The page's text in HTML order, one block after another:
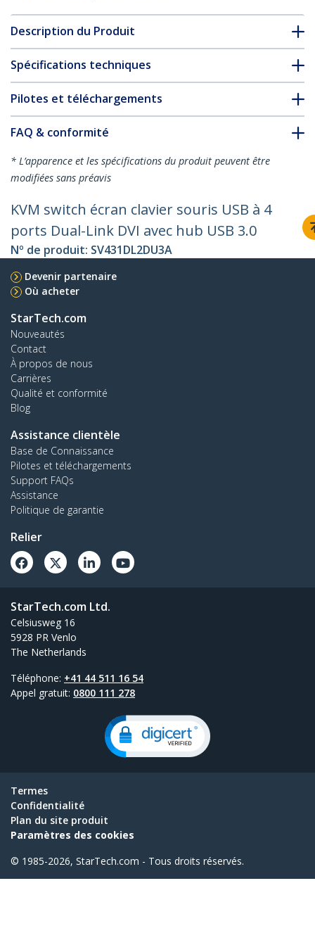
Description du Produit
Spécifications techniques
Pilotes et téléchargements
FAQ & conformité
* L’apparence et les spécifications du produit peuvent être
modifiées sans préavis
KVM switch écran clavier souris USB à 4
ports Dual-Link DVI avec hub USB 3.0
Nº de produit: SV431DL2DU3A
Devenir partenaire
Où acheter
StarTech.com
Nouveautés
Contact
À propos de nous
Carrières
Qualité et conformité
Blog
Assistance clientèle
Base de Connaissance
Pilotes et téléchargements
Support FAQs
Assistance
Politique de garantie
Relier
StarTech.com Ltd.
Celsiusweg 16
5928 PR Venlo
The Netherlands
Téléphone: +41 44 511 16 54
Appel gratuit: 0800 111 278
Termes
Confidentialité
Plan du site produit
Paramètres des cookies
© 1985-2026, StarTech.com - Tous droits réservés.